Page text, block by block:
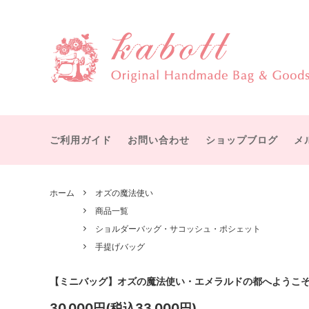
赤毛のアン
宮沢賢治 オズの
シャーロック・ホームズ メアリ
グリム童話
付属パーツ
すぐにお届け
ボストンバッグ
ショル
付属品
カボットについて
ご利用ガイド お問い合わせ ショップブログ メ
ホーム
オズの魔法使い
商品一覧
ショルダーバッグ・サコッシュ・ポシェット
手提げバッグ
【ミニバッグ】オズの魔法使い・エメラルドの都へようこ